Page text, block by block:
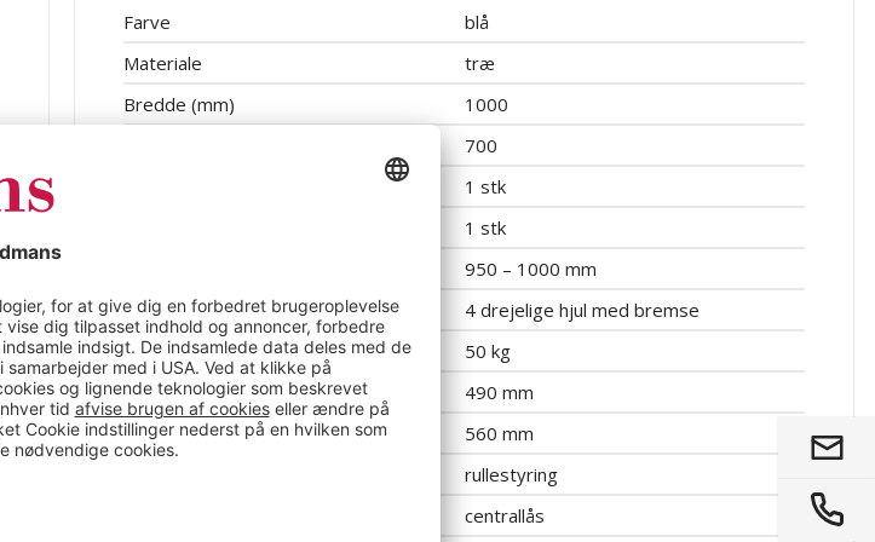
Farve
blå
Materiale
træ
Bredde (mm)
1000
700
1 stk
1 stk
950 – 1000 mm
Hjul
4 drejelige hjul med bremse
StorageLadansMaxBelastning
50 kg
Skuffebredde
490 mm
Skuffedybde
560 mm
rullestyring
centrallås